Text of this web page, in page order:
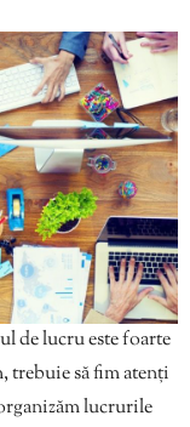
de lucru este foarte
trebuie să fim atenți
lucrurile